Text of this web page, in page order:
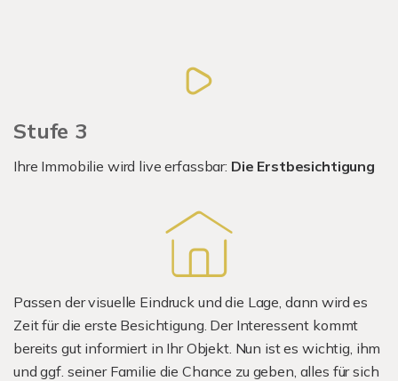
Stufe 3
Ihre Immobilie wird live erfassbar: Die Erstbesichtigung
Passen der visuelle Eindruck und die Lage, dann wird es
Zeit für die erste Besichtigung. Der Interessent kommt
bereits gut informiert in Ihr Objekt. Nun ist es wichtig, ihm
und ggf. seiner Familie die Chance zu geben, alles für sich